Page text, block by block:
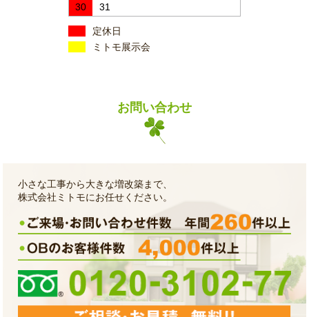
30
31
定休日
ミトモ展示会
お問い合わせ
小さな工事から大きな増改築まで、
株式会社ミトモにお任せください。